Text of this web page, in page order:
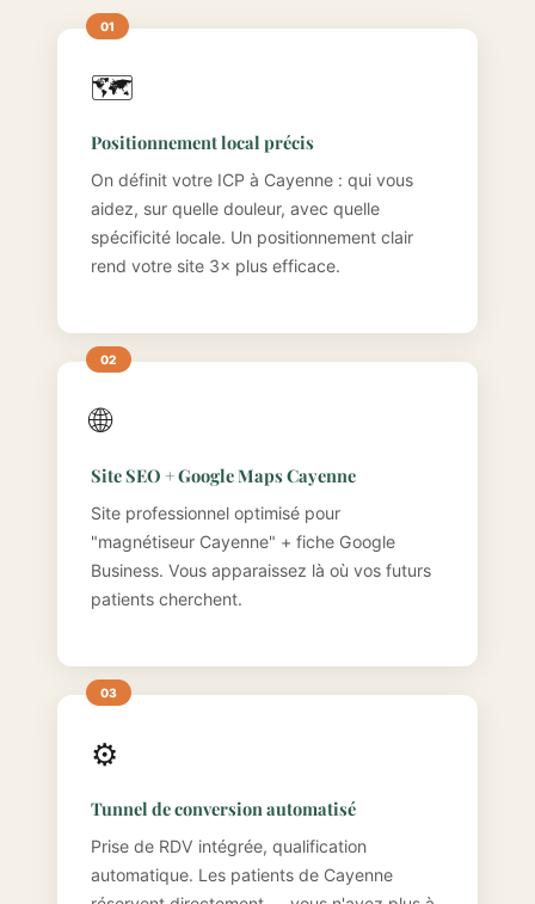
🗺️
Positionnement local précis
On définit votre ICP à Cayenne : qui vous
aidez, sur quelle douleur, avec quelle
spécificité locale. Un positionnement clair
rend votre site 3× plus efficace.
🌐
Site SEO + Google Maps Cayenne
Site professionnel optimisé pour
"magnétiseur Cayenne" + fiche Google
Business. Vous apparaissez là où vos futurs
patients cherchent.
⚙️
Tunnel de conversion automatisé
Prise de RDV intégrée, qualification
automatique. Les patients de Cayenne